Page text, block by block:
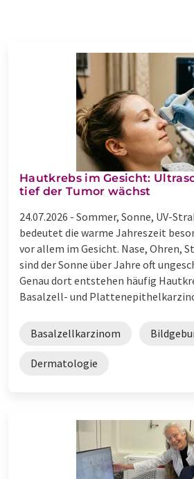
Hautkrebs im Gesicht:
tief der Tumor wächst
24.07.2026 - Sommer, Sonne, UV-
bedeutet die warme Jahreszeit
vor allem im Gesicht. Nase, Ohren,
sind der Sonne über Jahre oft
Genau dort entstehen häufig
Basalzell- und
Basalzellkarzinom
Dermatologie